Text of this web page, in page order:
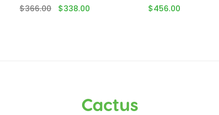
$366.00 $338.00 $456.00
Cactus